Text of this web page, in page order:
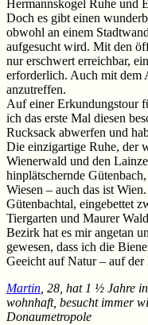
Hermannskogel Ruhe und
Doch es gibt einen
obwohl an einem
aufgesucht wird. Mit den
nur erschwert erreichbar,
erforderlich. Auch mit dem
anzutreffen.
Auf einer Erkundungstour
ich das erste Mal diesen
Rucksack abwerfen und
Die einzigartige Ruhe, der
Wienerwald und den
hinplätschernde
Wiesen – auch das ist
Gütenbachtal, eingebettet
Tiergarten und Maurer
Bezirk hat es mir angetan
gewesen, dass ich die
Geeicht auf Natur – auf der
Martin , 28, hat 1 ½ Jahre
wohnhaft, besucht immer
Donaumetropole